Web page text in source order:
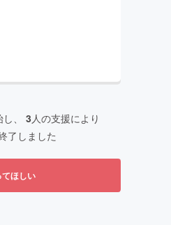
、 3人の支援により
了しました
ほしい